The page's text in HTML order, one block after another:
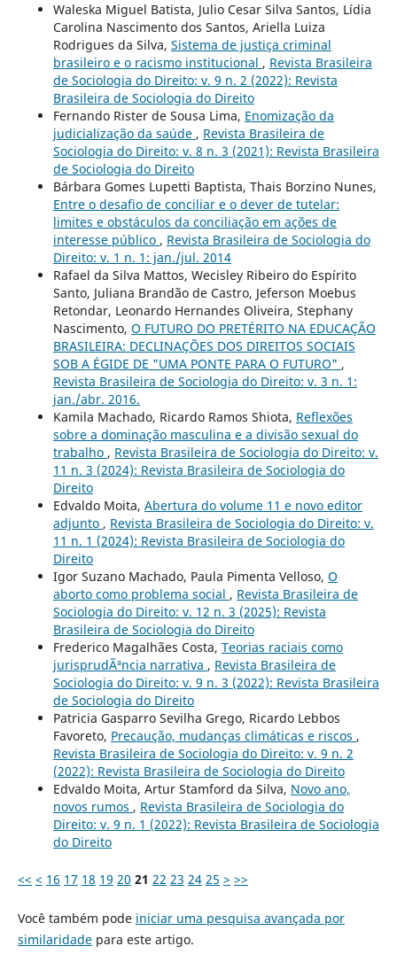
Waleska Miguel Batista, Julio Cesar Silva Santos, Lídia
Carolina Nascimento dos Santos, Ariella Luiza
Rodrigues da Silva, Sistema de justiça criminal
brasileiro e o racismo institucional , Revista Brasileira
de Sociologia do Direito: v. 9 n. 2 (2022): Revista
Brasileira de Sociologia do Direito
Fernando Rister de Sousa Lima, Enomização da
judicialização da saúde , Revista Brasileira de
Sociologia do Direito: v. 8 n. 3 (2021): Revista Brasileira
de Sociologia do Direito
Bárbara Gomes Lupetti Baptista, Thais Borzino Nunes,
Entre o desafio de conciliar e o dever de tutelar:
limites e obstáculos da conciliação em ações de
interesse público , Revista Brasileira de Sociologia do
Direito: v. 1 n. 1: jan./jul. 2014
Rafael da Silva Mattos, Wecisley Ribeiro do Espírito
Santo, Juliana Brandão de Castro, Jeferson Moebus
Retondar, Leonardo Hernandes Oliveira, Stephany
Nascimento, O FUTURO DO PRETÉRITO NA EDUCAÇÃO
BRASILEIRA: DECLINAÇÕES DOS DIREITOS SOCIAIS
SOB A ÉGIDE DE "UMA PONTE PARA O FUTURO" ,
Revista Brasileira de Sociologia do Direito: v. 3 n. 1:
jan./abr. 2016.
Kamila Machado, Ricardo Ramos Shiota, Reflexões
sobre a dominação masculina e a divisão sexual do
trabalho , Revista Brasileira de Sociologia do Direito: v.
11 n. 3 (2024): Revista Brasileira de Sociologia do
Direito
Edvaldo Moita, Abertura do volume 11 e novo editor
adjunto , Revista Brasileira de Sociologia do Direito: v.
11 n. 1 (2024): Revista Brasileira de Sociologia do
Direito
Igor Suzano Machado, Paula Pimenta Velloso, O
aborto como problema social , Revista Brasileira de
Sociologia do Direito: v. 12 n. 3 (2025): Revista
Brasileira de Sociologia do Direito
Frederico Magalhães Costa, Teorias raciais como
jurisprudÃªncia narrativa , Revista Brasileira de
Sociologia do Direito: v. 9 n. 3 (2022): Revista Brasileira
de Sociologia do Direito
Patricia Gasparro Sevilha Grego, Ricardo Lebbos
Favoreto, Precaução, mudanças climáticas e riscos ,
Revista Brasileira de Sociologia do Direito: v. 9 n. 2
(2022): Revista Brasileira de Sociologia do Direito
Edvaldo Moita, Artur Stamford da Silva, Novo ano,
novos rumos , Revista Brasileira de Sociologia do
Direito: v. 9 n. 1 (2022): Revista Brasileira de Sociologia
do Direito
<< < 16 17 18 19 20 21 22 23 24 25 > >>
Você também pode iniciar uma pesquisa avançada por
similaridadepara este artigo.